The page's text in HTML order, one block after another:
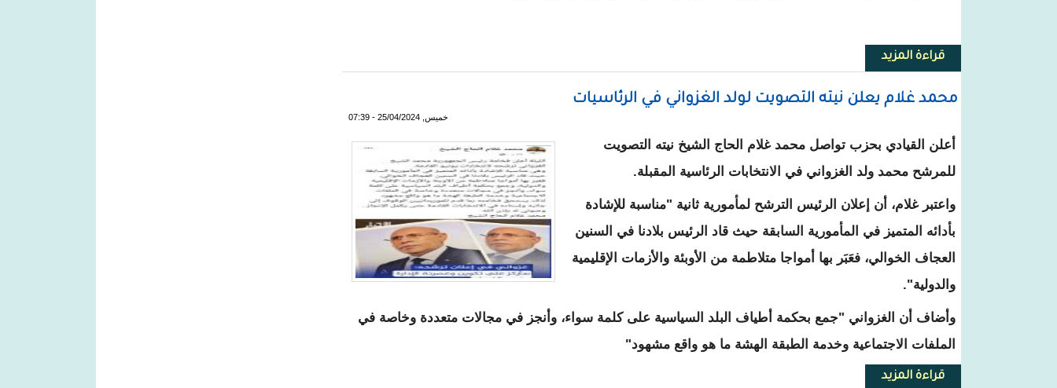
قراءة المزيدحول تسليم 13 رخصة للإشهار لمشاهير مواقع التواصل بموريتانيا
محمد غلام يعلن نيته التصويت لولد الغزواني في الرئاسيات
خميس, 25/04/2024 - 07:39
أعلن القيادي بحزب تواصل محمد غلام الحاج الشيخ نيته التصويت
للمرشح محمد ولد الغزواني في الانتخابات الرئاسية المقبلة.
واعتبر غلام، أن إعلان الرئيس الترشح لمأمورية ثانية "مناسبة للإشادة
بأدائه المتميز في المأمورية السابقة حيث قاد الرئيس بلادنا في السنين
العجاف الخوالي، فعَبَر بها أمواجا متلاطمة من الأوبئة والأزمات الإقليمية
والدولية".
وأضاف أن الغزواني "جمع بحكمة أطياف البلد السياسية على كلمة سواء، وأنجز في مجالات متعددة وخاصة في
الملفات الاجتماعية وخدمة الطبقة الهشة ما هو واقع مشهود"
قراءة المزيدحول محمد غلام يعلن نيته التصويت لولد الغزواني في الرئاسيات